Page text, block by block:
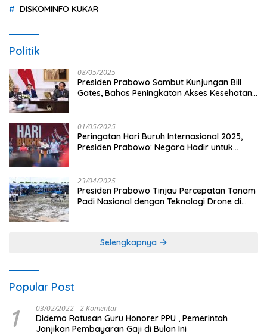
DISKOMINFO KUKAR
Politik
08/05/2025
Presiden Prabowo Sambut Kunjungan Bill
Gates, Bahas Peningkatan Akses Kesehatan
01/05/2025
Peringatan Hari Buruh Internasional 2025,
Presiden Prabowo: Negara Hadir untuk
23/04/2025
Presiden Prabowo Tinjau Percepatan Tanam
Padi Nasional dengan Teknologi Drone di
Selengkapnya
Popular Post
1 03/02/2022 2 Komentar
Didemo Ratusan Guru Honorer PPU , Pemerintah
Janjikan Pembayaran Gaji di Bulan Ini